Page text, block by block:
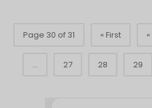
Page 30 of 31 « First «
... 27 28 29